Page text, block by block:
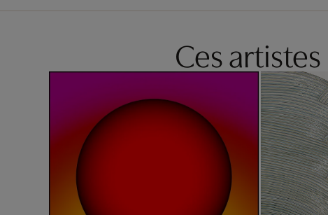
Ces